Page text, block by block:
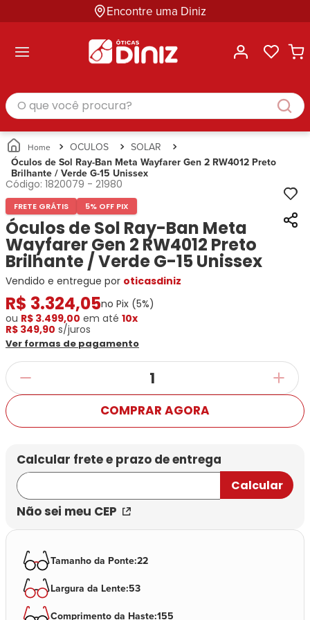
Encontre uma Diniz
Masculino
Feminino
Infantil
Unissex
Busque
Por
Marcas
Ana
Hickmann
Bulget
Miu-
Miu
Guess
Lacoste
Ray-
Ban
Todas
Collection
DNZ
Exclusivas
Categorias
Masculino
Feminino
Infantil
Unissex
Busque
Por
Marcas
Ray-
Ban
Prada
Ana
Hickmann
Tecnol
Miu-
Miu
Polaroid
Exclusivas
Collection
DNZ
Ono
Correntes
para
Óculos
Estojos
para
Óculos
Soluções
e
Cuidados
Busque
Ray-
Ban
Prada
Armani
Exchange
Tommy
Hilfiger
Ana
Hickmann
Guess
Speedo
Atittude
Bulget
Todas
Exclusivas
Collection
Hit
Ono
Exclusivas
Categoria
Armações
de Óculos
Óculos
de Sol
Corrente
para
Óculos
Estojo
para
Óculos
Gênero
Masculino
Feminino
Infantil
Unissex
Marcas
Ono
O que você procura?
OCULOS
SOLAR
Óculos de Sol Ray-Ban Meta Wayfarer Gen 2 RW4012 Preto
Brilhante / Verde G-15 Unissex
Código: 1820079 - 21980
FRETE GRÁTIS 5% OFF PIX
Óculos de Sol Ray-Ban Meta
Wayfarer Gen 2 RW4012 Preto
Brilhante / Verde G-15 Unissex
Vendido e entregue por oticasdiniz
R$ 3.324,05no Pix (5%)
ou R$ 3.499,00 em até 10x
R$ 349,90 s/juros
Ver formas de pagamento
COMPRAR AGORA
Não sei meu CEP
Tamanho da Ponte:22
Largura da Lente:53
Comprimento da Haste:155